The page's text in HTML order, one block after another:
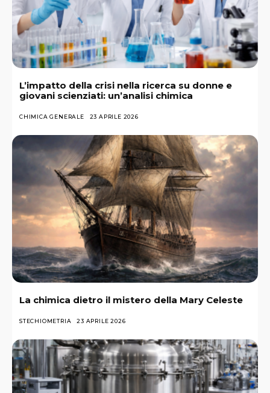
L’impatto della crisi nella ricerca su donne e
giovani scienziati: un’analisi chimica
CHIMICA GENERALE 23 APRILE 2026
La chimica dietro il mistero della Mary Celeste
STECHIOMETRIA 23 APRILE 2026